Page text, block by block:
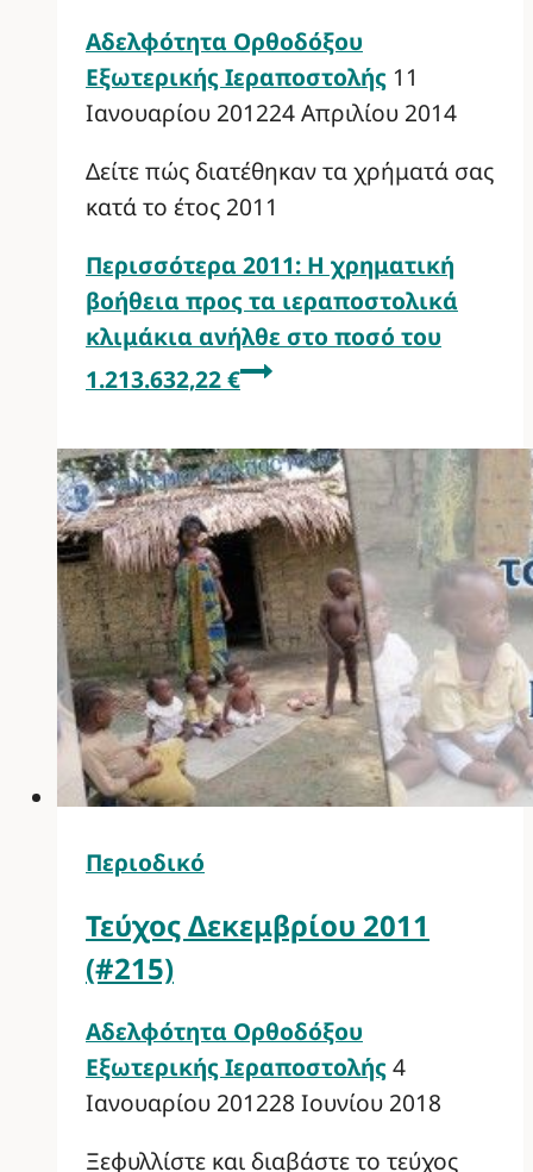
Αδελφότητα Ορθοδόξου
Εξωτερικής Ιεραποστολής 11
Ιανουαρίου 201224 Απριλίου 2014
Δείτε πώς διατέθηκαν τα χρήματά σας
κατά το έτος 2011
Περισσότερα 2011: Η χρηματική
βοήθεια προς τα ιεραποστολικά
κλιμάκια ανήλθε στο ποσό του
1.213.632,22 €
Περιοδικό
Τεύχος Δεκεμβρίου 2011
(#215)
Αδελφότητα Ορθοδόξου
Εξωτερικής Ιεραποστολής 4
Ιανουαρίου 201228 Ιουνίου 2018
Ξεφυλλίστε και διαβάστε το τεύχος